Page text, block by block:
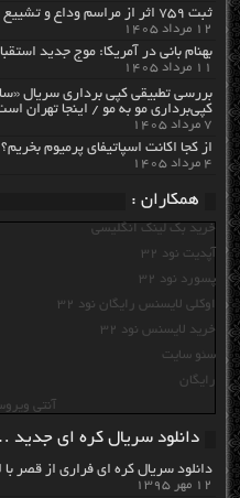
ثبت ۷۵۹ اثر از مراسم وداع و تشییع رهبر شهید انقلاب
۱۲ مرداد ۱۴۰۵
بهنام بانی در آمریکا: موج جدید
۱۱ مرداد ۱۴۰۵
بررسی تطبیقی کپی برداری سریال
کپی‌برداری مو به مو / اینجا تهران
۷ مرداد ۱۴۰۵
از کجا اکانت اسپاتیفای پرمیوم بخریم؟ معرفی ۴ فروشگاه
۴ مرداد ۱۴۰۵
همکاران :
خرید بک لینک انگلیسی
آپدیت نود 32
پسورد نود 32
اوکلی لایسنس رایگان نود 32
خرید لایسنس نود 32
سئو سایت
رایگان
آنتی
دانلود سریال کره ای جدید
دانلود سریال کره ای فراری از قصر
۱۲ مهر ۱۳۹۵